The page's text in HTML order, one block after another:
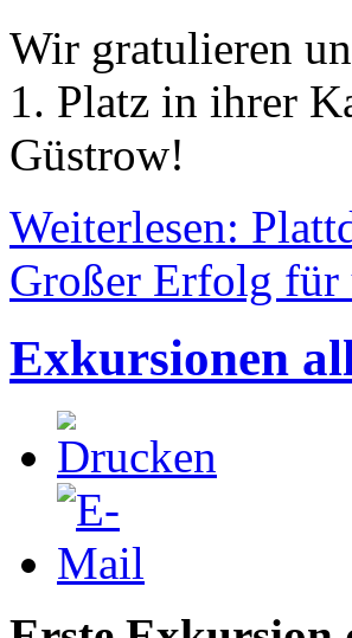
Wir gratulieren
1. Platz in ihrer
Güstrow!
Weiterlesen:
Großer Erfolg für
Exkursionen